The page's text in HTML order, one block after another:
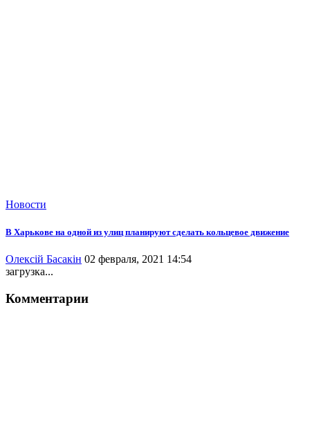
Новости
В Харькове на одной из улиц планируют сделать кольцевое движение
Олексій Басакін 02 февраля, 2021 14:54
загрузка...
Комментарии